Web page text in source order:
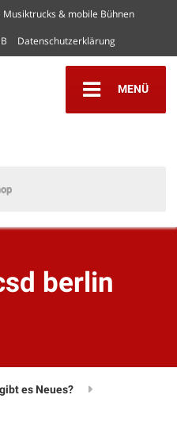
& mobile Bühnen
Datenschutzerklärung
MENÜ
berlin
es Neues?